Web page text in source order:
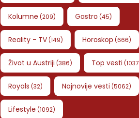
Kolumne (209) Gastro (45)
Reality - TV(149) Horoskop (666)
Život u Austriji (386) Top vesti (1037
Royals (32) Najnovije vesti (5062)
Lifestyle (1092)